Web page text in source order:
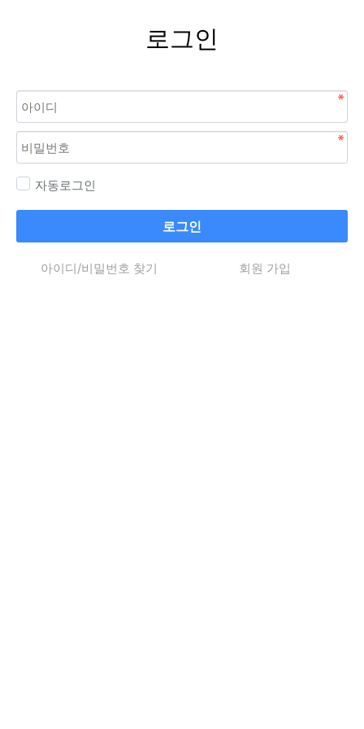
로그인
자동로그인
로그인
아이디/비밀번호 찾기 회원 가입